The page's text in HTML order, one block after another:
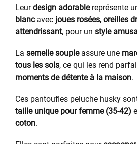
Leurdesign adorablereprésente
blancavec joues rosées, oreilles
attendrissant, pour un style
La semelle soupleassure une
tous les sols, ce qui les rend
moments de détente à la maison.
Ces pantoufles peluche husky
taille unique pour femme (35-42)
coton.